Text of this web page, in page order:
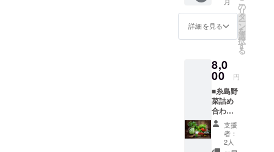
せ支
可能で
す。
者より
感謝の
メッ
しま
す。 ■
公式HP
にお名
前を掲
載 ※ 公
式HPに
お名前
を掲載
しま
す。 ■
公式HP
式HPに
お名前
を掲載
させて
いただ
きま
す。 ※
支援
時、必
は A、B
の2種
類 色
は白、
黒の２
サイズ
はS、
M、Lか
らお選
びくだ
さい。
■オリジ
ナルス
テッ
詳細を見る
の
リ
タ
ー
ン
を
選
択
す
る
8,0
00 円
■糸島野
菜詰め
合わせ
セット
※ 糸島
の直売
所から
支援
者：
2人